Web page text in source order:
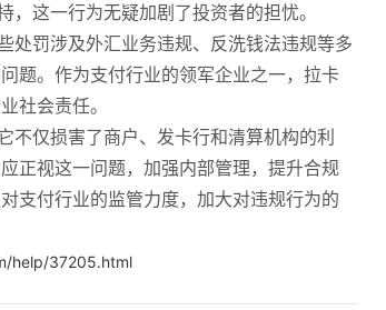
这一行为无疑加剧了投资者的担忧。
处罚涉及外汇业务违规、反洗钱法违规等多
题。作为支付行业的领军企业之一，拉卡
社会责任。
不仅损害了商户、发卡行和清算机构的利
正视这一问题，加强内部管理，提升合规
支付行业的监管力度，加大对违规行为的
help/37205.html